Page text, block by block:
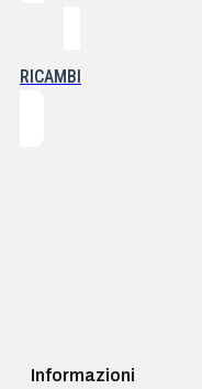
RICAMBI
Informazioni